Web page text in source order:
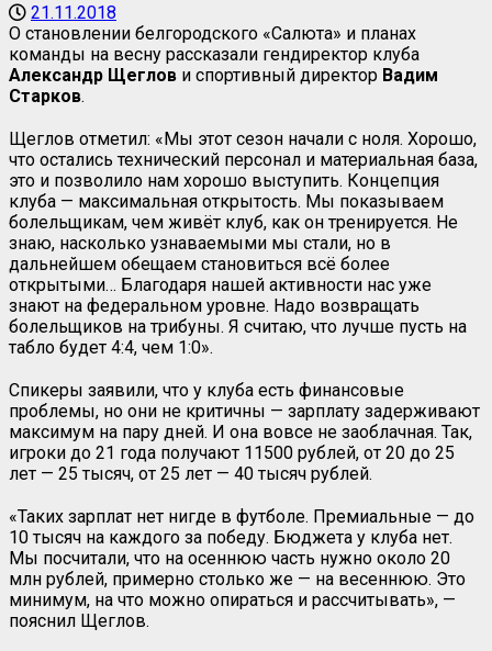
21.11.2018
О становлении белгородского «Салюта» и планах
команды на весну рассказали гендиректор клуба
Александр Щеглов и спортивный директор Вадим
Старков.
Щеглов отметил: «Мы этот сезон начали с ноля. Хорошо,
что остались технический персонал и материальная база,
это и позволило нам хорошо выступить. Концепция
клуба — максимальная открытость. Мы показываем
болельщикам, чем живёт клуб, как он тренируется. Не
знаю, насколько узнаваемыми мы стали, но в
дальнейшем обещаем становиться всё более
открытыми… Благодаря нашей активности нас уже
знают на федеральном уровне. Надо возвращать
болельщиков на трибуны. Я считаю, что лучше пусть на
табло будет 4:4, чем 1:0».
Спикеры заявили, что у клуба есть финансовые
проблемы, но они не критичны — зарплату задерживают
максимум на пару дней. И она вовсе не заоблачная. Так,
игроки до 21 года получают 11500 рублей, от 20 до 25
лет — 25 тысяч, от 25 лет — 40 тысяч рублей.
«Таких зарплат нет нигде в футболе. Премиальные — до
10 тысяч на каждого за победу. Бюджета у клуба нет.
Мы посчитали, что на осеннюю часть нужно около 20
млн рублей, примерно столько же — на весеннюю. Это
минимум, на что можно опираться и рассчитывать», —
пояснил Щеглов.